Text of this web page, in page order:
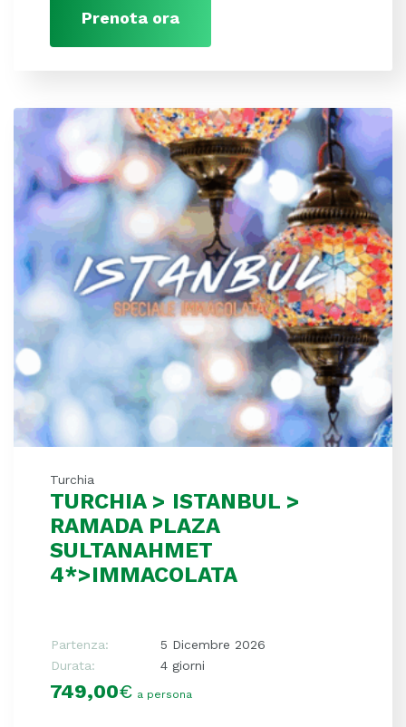
Prenota ora
Turchia
TURCHIA > ISTANBUL >
RAMADA PLAZA
SULTANAHMET
4*>IMMACOLATA
Partenza:
5 Dicembre 2026
Durata:
4 giorni
749,00€ a persona